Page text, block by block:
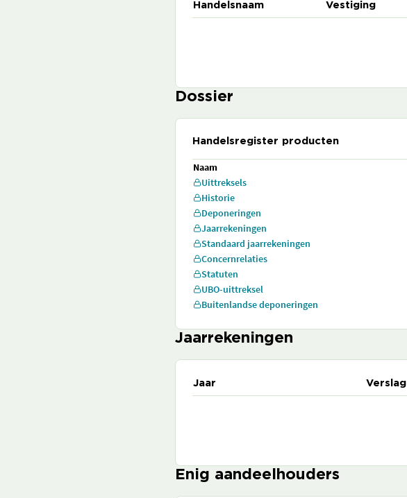
Handelsnaam Vestiging
Dossier
Handelsregister producten
Naam
Uittreksels
Historie
Deponeringen
Jaarrekeningen
Standaard jaarrekeningen
Concernrelaties
Statuten
UBO-uittreksel
Buitenlandse deponeringen
Jaarrekeningen
Jaar Verslag
Enig aandeelhouders